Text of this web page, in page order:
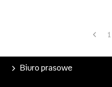
1
Biuro prasowe